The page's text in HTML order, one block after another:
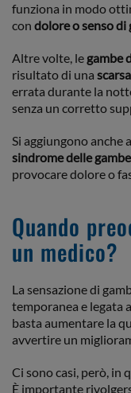
funziona in modo
con dolore o senso di
Altre volte, le gambe
risultato di una
errata durante la
senza un corretto
Si aggiungono anche
sindrome delle
provocare dolore o
Quando
un medico?
La sensazione di
temporanea e legata
basta aumentare la
avvertire un
Ci sono casi, però, in
È importante